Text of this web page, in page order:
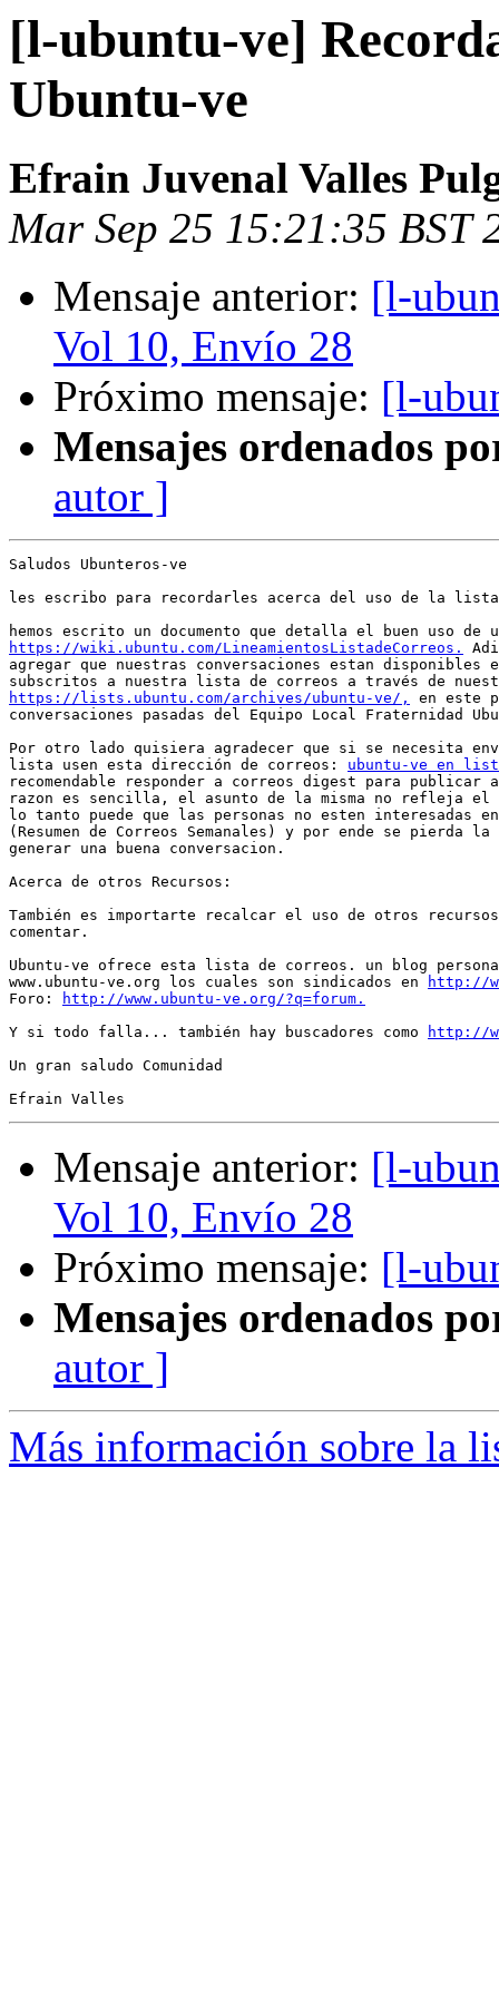
[l-ubuntu-ve]
Ubuntu-ve
Efrain Juvenal Valles
Mar Sep 25 15:21:35 BST
Mensaje anterior: [l-
Vol 10, Envío 28
Próximo mensaje: [l-
Mensajes ordenados
autor ]
Saludos Ubunteros-ve
les escribo para recordarles acerca del uso de la
https://wiki.ubuntu.com/LineamientosListadeCorreos.
agregar que nuestras conversaciones estan
https://lists.ubuntu.com/archives/ubuntu-ve/,
en este
conversaciones pasadas del Equipo Local Fraternidad
Por otro lado quisiera agradecer que si se necesita
lista usen esta dirección de correos: ubuntu-ve en
recomendable responder a correos digest para
razon es sencilla, el asunto de la misma no refleja el
lo tanto puede que las personas no esten interesadas
(Resumen de Correos Semanales) y por ende se pierda
generar una buena conversacion.
Acerca de otros Recursos:
También es importarte recalcar el uso de otros
comentar.
Ubuntu-ve ofrece esta lista de correos. un blog
www.ubuntu-ve.org los cuales son sindicados en
http://
Foro:
http://www.ubuntu-ve.org/?q=forum.
Y si todo falla... también hay buscadores como
http://
Un gran saludo Comunidad
Mensaje anterior: [l-
Vol 10, Envío 28
Próximo mensaje: [l-
Mensajes ordenados
autor ]
Más información sobre la